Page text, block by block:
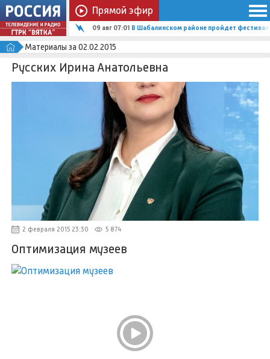
Прямой эфир
09 авг 07:01 В Шабалинском районе пройдет
Материалы за 02.02.2015
Русских Ирина Анатольевна
2 февраля 2015 23:30 5 874
Оптимизация музеев